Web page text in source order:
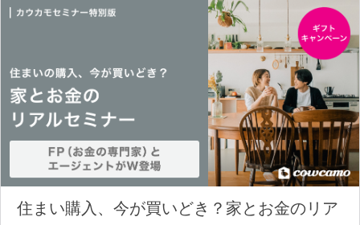
住まい購入、今が買いどき？家とお金のリア